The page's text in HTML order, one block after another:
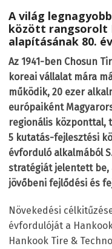
A világ
között rangsorolt
alapításának 80.
Az 1941-ben Chosun
koreai vállalat mára
működik, 20 ezer
európaiként
regionális központtal,
5 kutatás-fejlesztési
évforduló alkalmából
stratégiát jelentett be,
jövőbeni fejlődési és
Növekedési
évfordulóját a
Hankook Tire &